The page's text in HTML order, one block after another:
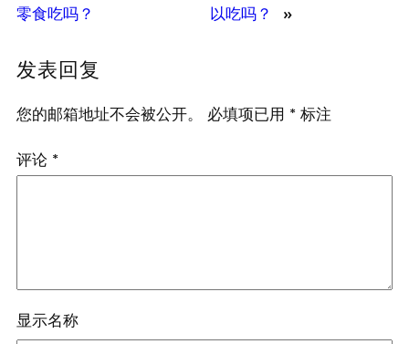
零食吃吗？ 以吃吗？ »
发表回复
您的邮箱地址不会被公开。 必填项已用 * 标注
评论 *
显示名称